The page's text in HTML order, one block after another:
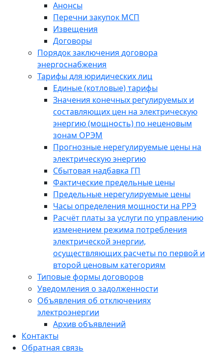
Анонсы
Перечни закупок МСП
Извещения
Договоры
Порядок заключения договора
энергоснабжения
Тарифы для юридических лиц
Единые (котловые) тарифы
Значения конечных регулируемых и
составляющих цен на электрическую
энергию (мощность) по неценовым
зонам ОРЭМ
Прогнозные нерегулируемые цены на
электрическую энергию
Сбытовая надбавка ГП
Фактические предельные цены
Предельные нерегулируемые цены
Часы определения мощности на РРЭ
Расчёт платы за услуги по управлению
изменением режима потребления
электрической энергии,
осуществляющих расчеты по первой и
второй ценовым категориям
Типовые формы договоров
Уведомления о задолженности
Объявления об отключениях
электроэнергии
Архив объявлений
Контакты
Обратная связь